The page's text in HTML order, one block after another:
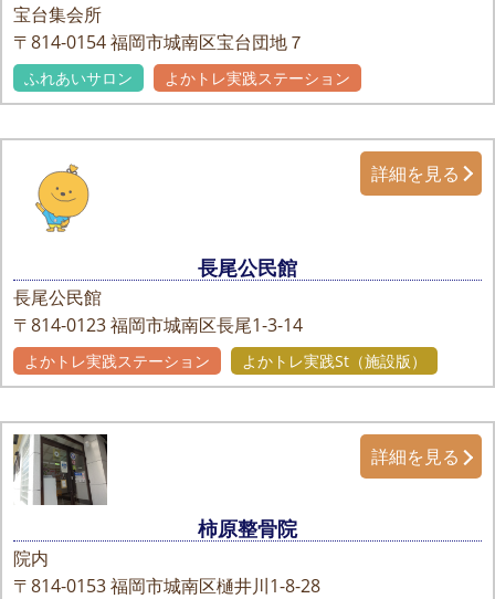
宝台集会所
〒814-0154福岡市城南区宝台団地７
ふれあいサロン よかトレ実践ステーション
長尾公民館
長尾公民館
〒814-0123福岡市城南区長尾1-3-14
詳細を見る
よかトレ実践ステーション よかトレ実践St（施設版）
柿原整骨院
院内
〒814-0153福岡市城南区樋井川1-8-28
詳細を見る